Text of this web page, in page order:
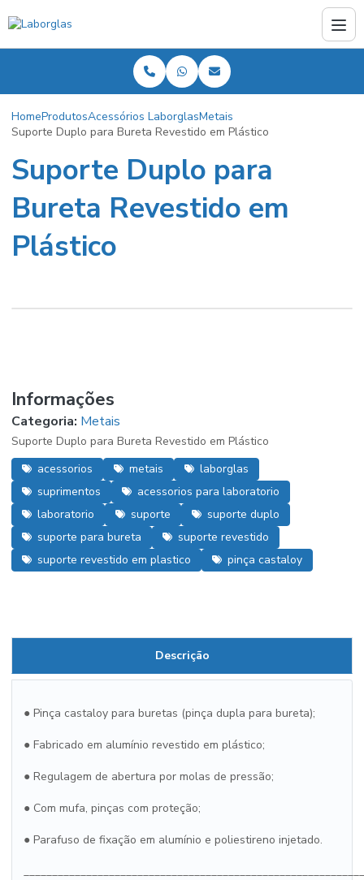
HomeProdutosAcessórios LaborglasMetais
Suporte Duplo para Bureta Revestido em Plástico
Suporte Duplo para
Bureta Revestido em
Plástico
Informações
Categoria: Metais
Suporte Duplo para Bureta Revestido em Plástico
acessorios
metais
laborglas
suprimentos
acessorios para laboratorio
laboratorio
suporte
suporte duplo
suporte para bureta
suporte revestido
suporte revestido em plastico
pinça castaloy
Descrição
● Pinça castaloy para buretas (pinça dupla para bureta);
● Fabricado em alumínio revestido em plástico;
● Regulagem de abertura por molas de pressão;
● Com mufa, pinças com proteção;
● Parafuso de fixação em alumínio e poliestireno injetado.